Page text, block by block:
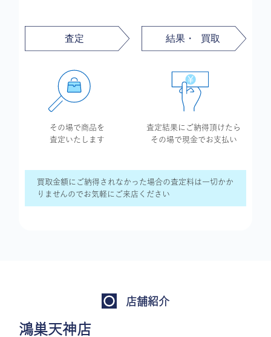
その場で商品を
査定いたします
査定結果に ご納得頂けたら
その場で現金で お支払い
買取金額にご納得されなかった場合の査定料は一切かか
りませんのでお気軽にご来店ください
店舗紹介
鴻巣天神店